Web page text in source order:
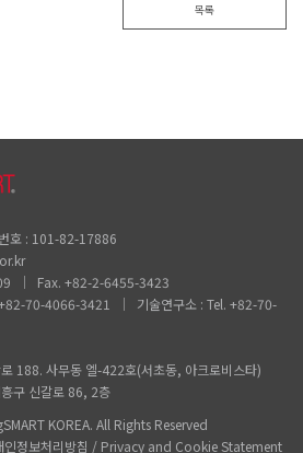
목록
호 : 101-82-17886
│ Fax. +82-2-6455-3423
+82-70-4066-3421 │ 기술연구소 : Tel. +82-70-
188. 사무동 엘-422호(서초동, 아크로비스타)
구 신갈로 86, 2층
KOREA. All Rights Reserved
보처리방침 / Privacy and Cookie Statement